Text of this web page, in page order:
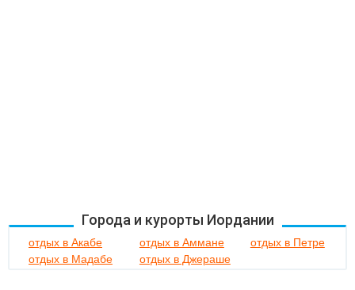
Города и курорты Иордании
отдых в Акабе отдых в Аммане
отдых в Петре
отдых в Мадабе
отдых в Джераше